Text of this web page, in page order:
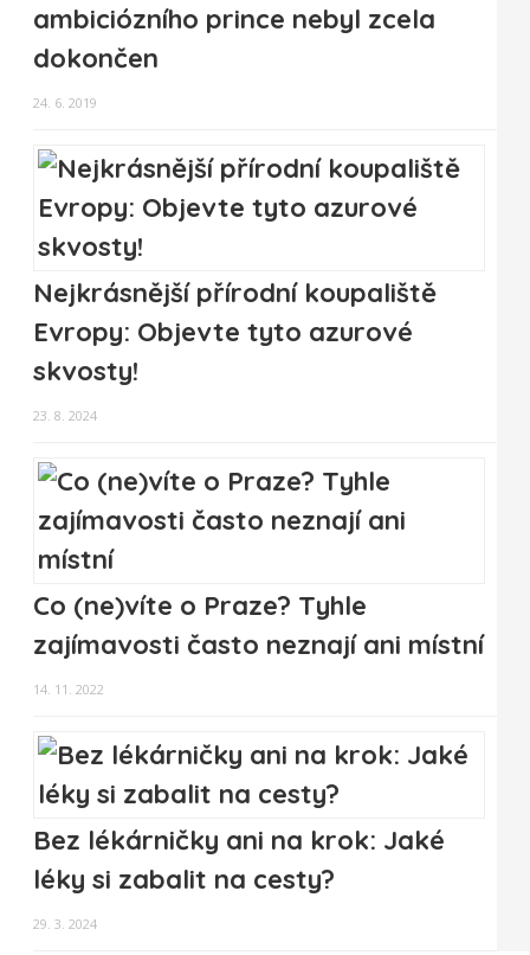
ambiciózního prince nebyl zcela
dokončen
24. 6. 2019
Nejkrásnější přírodní koupaliště
Evropy: Objevte tyto azurové
skvosty!
23. 8. 2024
Co (ne)víte o Praze? Tyhle
zajímavosti často neznají ani místní
14. 11. 2022
Bez lékárničky ani na krok: Jaké
léky si zabalit na cesty?
29. 3. 2024